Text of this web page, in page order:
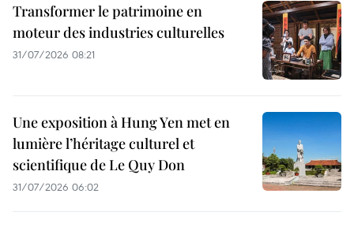
Transformer le patrimoine en
moteur des industries culturelles
31/07/2026 08:21
Une exposition à Hung Yen met en
lumière l’héritage culturel et
scientifique de Le Quy Don
31/07/2026 06:02